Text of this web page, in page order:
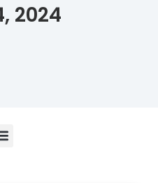
2024